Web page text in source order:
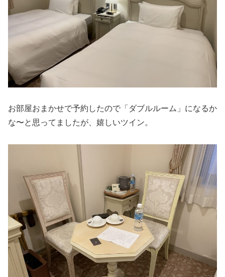
お部屋おまかせで予約したので「ダブルルーム」になるか
な〜と思ってましたが、嬉しいツイン。